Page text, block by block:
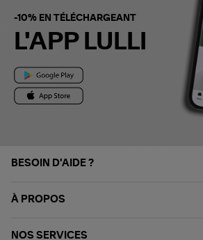
-10% EN TÉLÉCHARGEANT
L'APP LULLI
BESOIN D'AIDE ?
À PROPOS
NOS SERVICES